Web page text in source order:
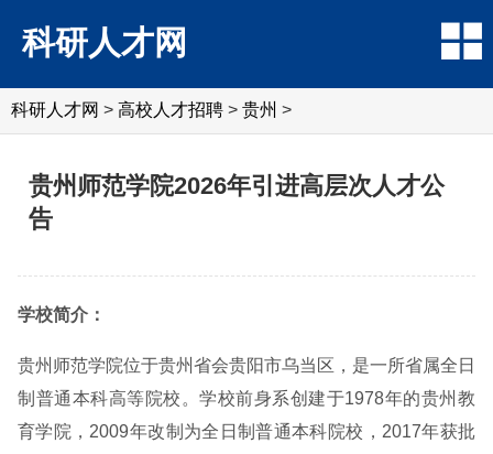
科研人才网
科研人才网 > 高校人才招聘 > 贵州 >
贵州师范学院2026年引进高层次人才公
告
学校简介：
贵州师范学院位于贵州省会贵阳市乌当区，是一所省属全日
制普通本科高等院校。学校前身系创建于1978年的贵州教
育学院，2009年改制为全日制普通本科院校，2017年获批